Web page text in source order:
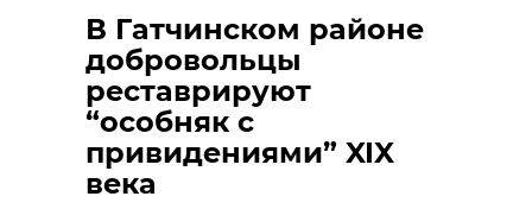
В Гатчинском районе
добровольцы
реставрируют
“особняк с
привидениями” XIX
века